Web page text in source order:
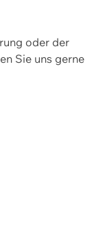
oder der
Sie uns gerne